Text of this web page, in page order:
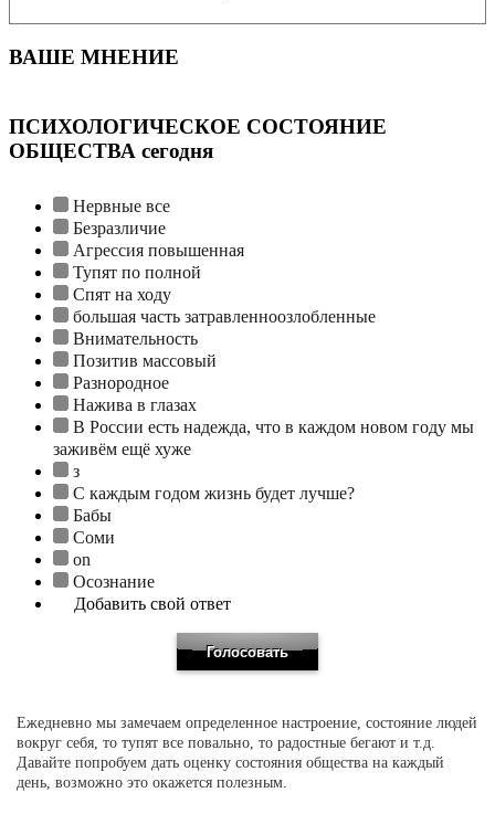
ВАШЕ МНЕНИЕ
ПСИХОЛОГИЧЕСКОЕ СОСТОЯНИЕ
ОБЩЕСТВА сегодня
Нервные все
Безразличие
Агрессия повышенная
Тупят по полной
Спят на ходу
большая часть затравленноозлобленные
Внимательность
Позитив массовый
Разнородное
Нажива в глазах
В России есть надежда, что в каждом новом году мы
заживём ещё хуже
з
С каждым годом жизнь будет лучше?
Бабы
Соми
on
Осознание
Добавить свой ответ
Ежедневно мы замечаем определенное настроение, состояние людей
вокруг себя, то тупят все повально, то радостные бегают и т.д.
Давайте попробуем дать оценку состояния общества на каждый
день, возможно это окажется полезным.